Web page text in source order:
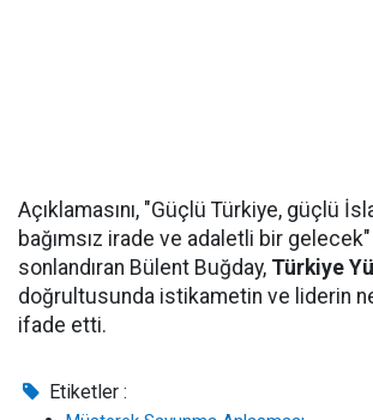
Açıklamasını, "Güçlü Türkiye, güçlü
bağımsız irade ve adaletli bir
sonlandıran Bülent Buğday, Türkiye
doğrultusunda istikametin ve liderin
ifade etti.
Etiketler :